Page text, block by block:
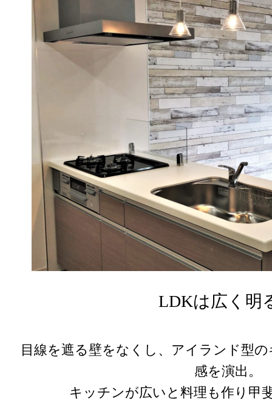
LDKは広く明
目線を遮る壁をなくし、アイランド型
感を演出。
キッチンが広いと料理も作り甲